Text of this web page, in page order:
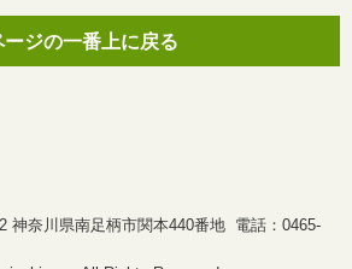
ージの一番上に戻る
神奈川県南足柄市関本440番地 電話：0465-